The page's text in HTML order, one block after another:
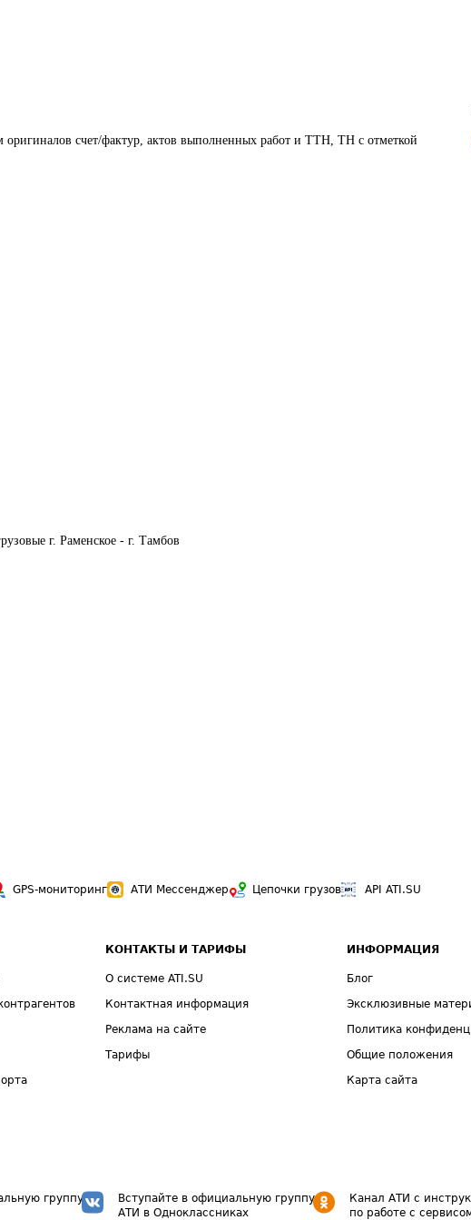
оригиналов счет/фактур, актов выполненных работ и ТТН, ТН с отметкой
г. Раменское - г. Тамбов
GPS-мониторинг АТИ Мессенджер Цепочки грузов API ATI.SU
КОНТАКТЫ И ТАРИФЫ
О системе ATI.SU
Контактная информация
Реклама на сайте
Тарифы
ИНФОРМАЦИЯ
Блог
Эксклюзивные
Политика
Общие положения
Карта сайта
группу
Вступайте в официальную группу
АТИ в Одноклассниках
Канал АТИ с
по работе с